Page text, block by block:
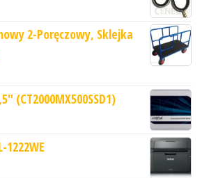
2-Poręczowy, Sklejka
(CT2000MX500SSD1)